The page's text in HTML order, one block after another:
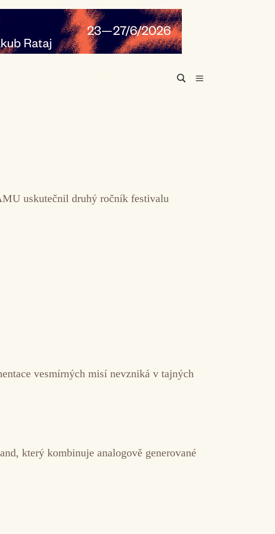
uskutečnil druhý ročník festivalu
vesmírných misí nevzniká v tajných
který kombinuje analogově generované